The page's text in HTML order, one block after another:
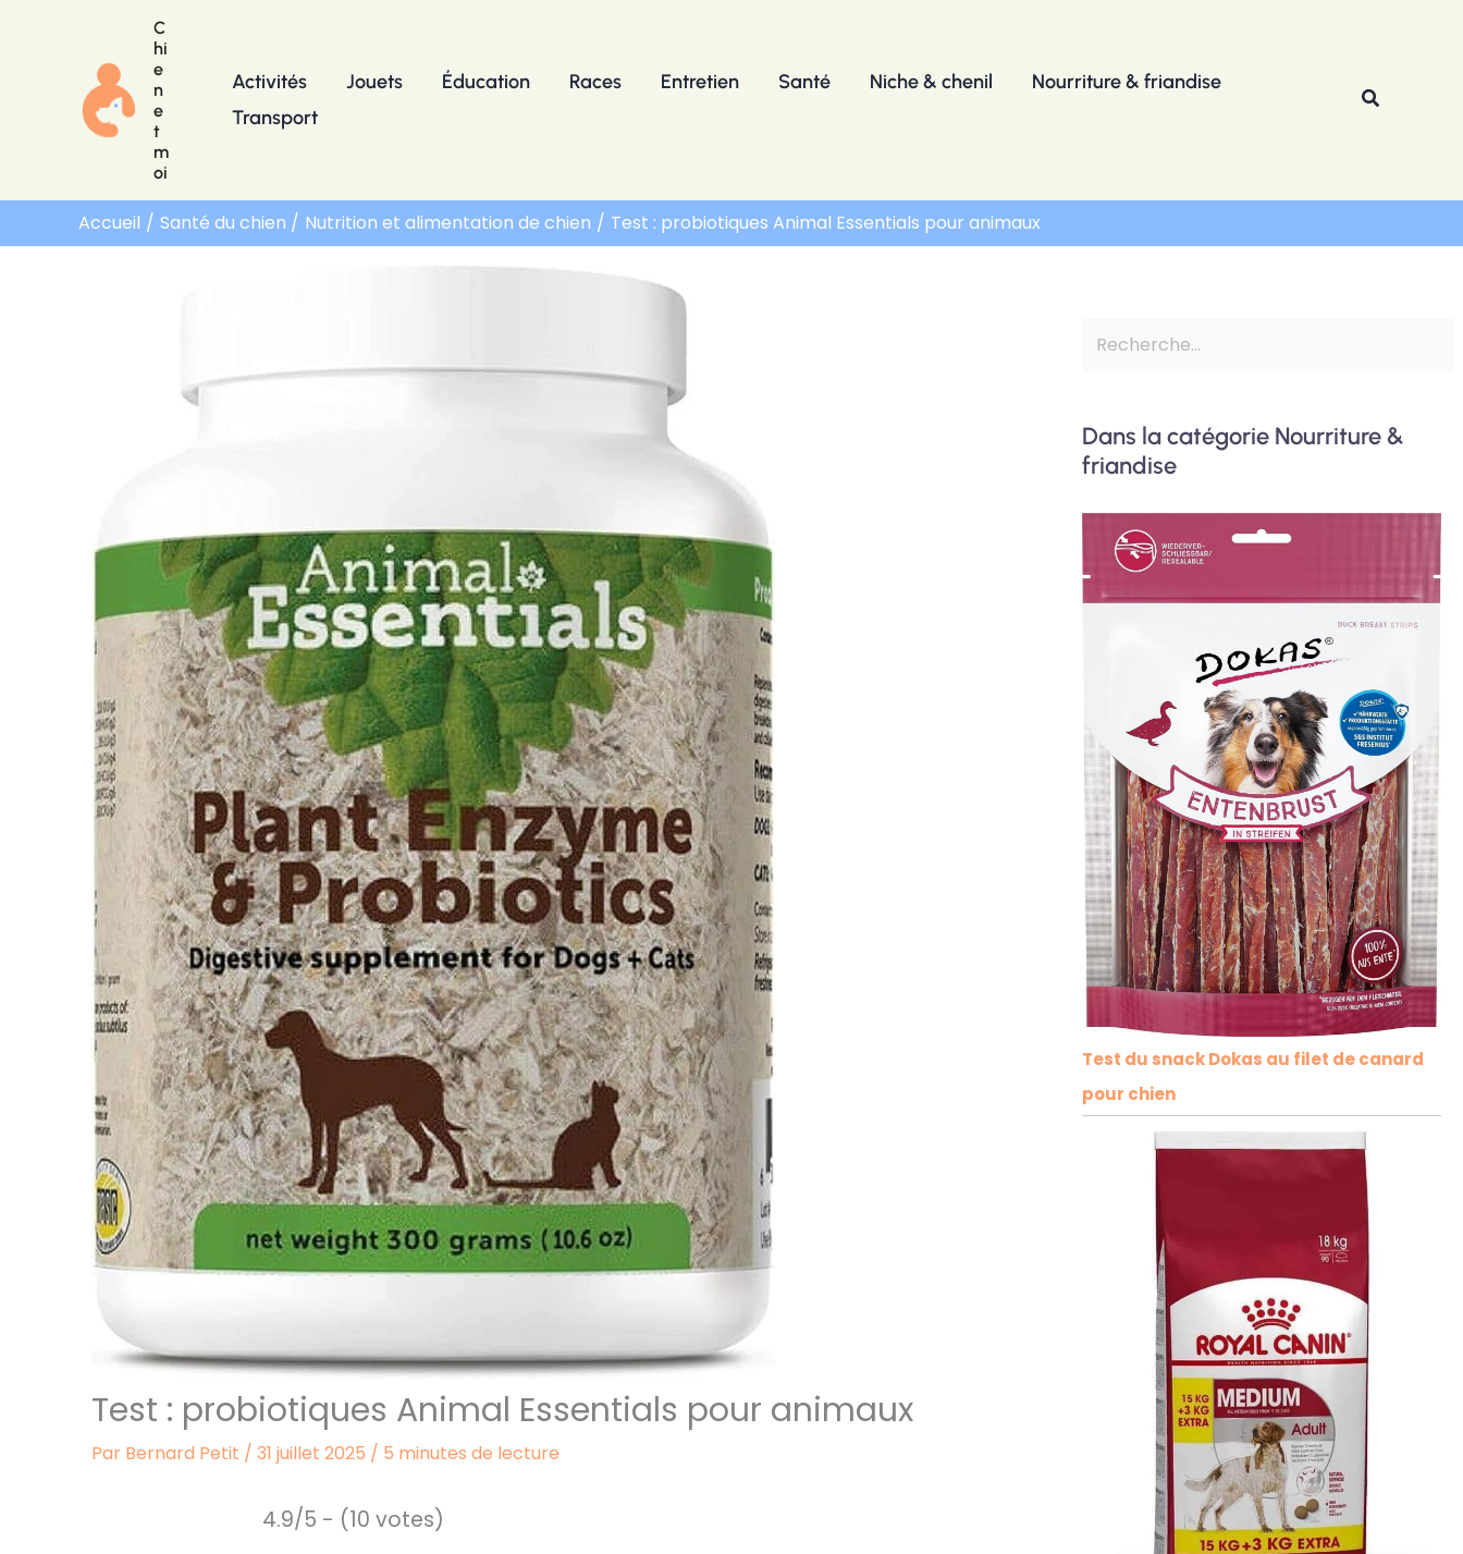
C
hi
e
n
e
t
m
oi
Activités Jouets Éducation Races Entretien Santé Niche & chenil
Nourriture & friandise
Transport
Accueil Santé du chien Nutrition et alimentation de chien Test : probiotiques Animal Essentials pour animaux
Test : probiotiques Animal Essentials pour animaux
Par Bernard Petit / 31 juillet 2025 / 5 minutes de lecture
4.9/5 - (10 votes)
c
Dans la catégorie Nourriture &
friandise
Test du snack Dokas au filet de canard
pour chien